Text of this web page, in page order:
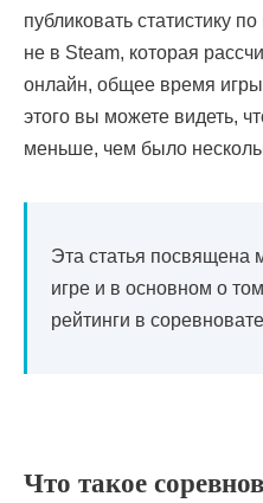
публиковать статистику
не в Steam, которая
онлайн, общее время
этого вы можете видеть,
меньше, чем было
Эта статья посвящена
игре и в основном о
рейтинги в
Что такое